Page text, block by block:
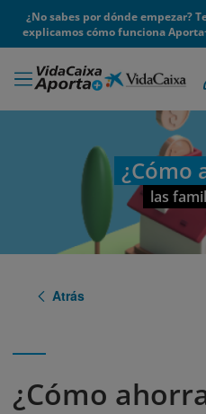
¿No sabes por dónde empezar?
explicamos cómo funciona
¿Cómo
las
Atrás
¿Cómo